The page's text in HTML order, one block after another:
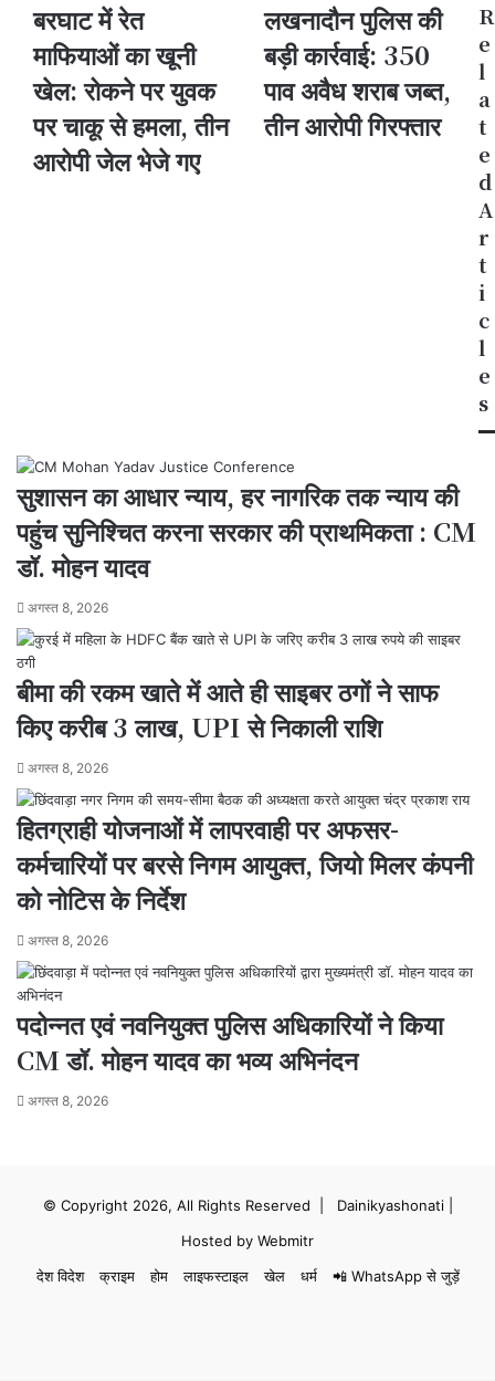
बरघाट
रेत
माफियाओं
का
खूनी
खेल:
रोकने
बरघाट में रेत
माफियाओं का खूनी
खेल: रोकने पर युवक
पर चाकू से हमला, तीन
आरोपी जेल भेजे गए
लखनादौन
पुलिस
की
बड़ी
कार्रवाई:
350
लखनादौन पुलिस की
बड़ी कार्रवाई: 350
पाव अवैध शराब जब्त,
तीन आरोपी गिरफ्तार
R
e
l
a
t
e
d
A
r
t
i
c
l
e
s
सुशासन का आधार न्याय, हर नागरिक तक न्याय की
पहुंच सुनिश्चित करना सरकार की प्राथमिकता : CM
डॉ. मोहन यादव
अगस्त 8, 2026
बीमा की रकम खाते में आते ही साइबर ठगों ने साफ
किए करीब 3 लाख, UPI से निकाली राशि
अगस्त 8, 2026
हितग्राही योजनाओं में लापरवाही पर अफसर-
कर्मचारियों पर बरसे निगम आयुक्त, जियो मिलर कंपनी
को नोटिस के निर्देश
अगस्त 8, 2026
पदोन्नत एवं नवनियुक्त पुलिस अधिकारियों ने किया
CM डॉ. मोहन यादव का भव्य अभिनंदन
अगस्त 8, 2026
© Copyright 2026, All Rights Reserved | Dainikyashonati|
Hosted by Webmitr
देश विदेश
क्राइम होम लाइफस्टाइल खेल धर्म 📲 WhatsApp से जुड़ें